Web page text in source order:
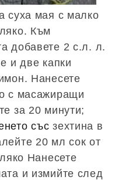
суха мая с малко
Към
добавете 2 с.л. л.
и две капки
Нанесете
с масажиращи
за 20 минути;
със зехтина в
20 мл сок от
Нанесете
и измийте след